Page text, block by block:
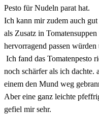
Pesto für Nudeln parat hat.
Ich kann mir zudem auch
als Zusatz in
hervorragend passen
Ich fand das Tomatenpesto
noch schärfer als ich dachte.
einem den Mund weg
Aber eine ganz leichte
gefiel mir sehr.